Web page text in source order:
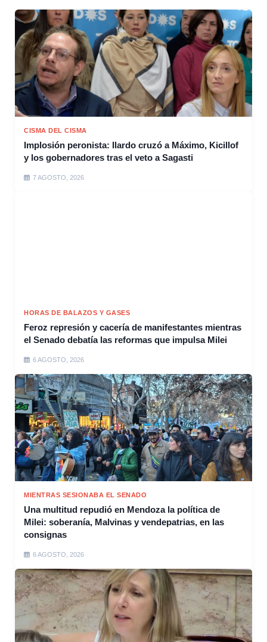
CISMA DEL CISMA
Implosión peronista: Ilardo cruzó a Máximo, Kicillof
y los gobernadores tras el veto a Sagasti
7 AGOSTO, 2026
HORAS DE BALAZOS Y GASES
Feroz represión y cacería de manifestantes mientras
el Senado debatía las reformas que impulsa Milei
6 AGOSTO, 2026
MIENTRAS SESIONABA EL SENADO
Una multitud repudió en Mendoza la política de
Milei: soberanía, Malvinas y vendepatrias, en las
consignas
6 AGOSTO, 2026